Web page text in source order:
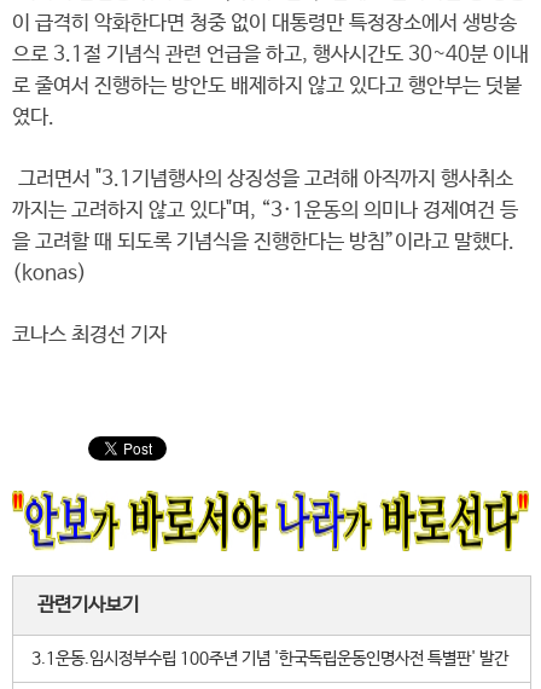
이 급격히 악화한다면 청중 없이 대통령만 특정장소에서 생방송
으로 3.1절 기념식 관련 언급을 하고, 행사시간도 30~40분 이내
로 줄여서 진행하는 방안도 배제하지 않고 있다고 행안부는 덧붙
였다.
그러면서 "3.1기념행사의 상징성을 고려해 아직까지 행사취소
까지는 고려하지 않고 있다"며, “3·1운동의 의미나 경제여건 등
을 고려할 때 되도록 기념식을 진행한다는 방침”이라고 말했다.
(konas)
코나스 최경선 기자
관련기사보기
3.1운동.임시정부수립 100주년 기념 '한국독립운동인명사전 특별판' 발간